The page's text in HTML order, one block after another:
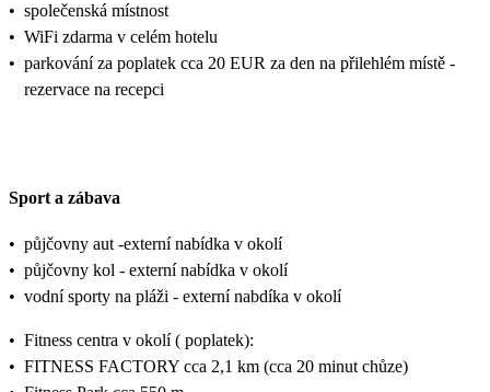
• společenská místnost
• WiFi zdarma v celém hotelu
• parkování za poplatek cca 20 EUR za den na přilehlém místě -
rezervace na recepci
Sport a zábava
• půjčovny aut -externí nabídka v okolí
• půjčovny kol - externí nabídka v okolí
• vodní sporty na pláži - externí nabdíka v okolí
• Fitness centra v okolí ( poplatek):
• FITNESS FACTORY cca 2,1 km (cca 20 minut chůze)